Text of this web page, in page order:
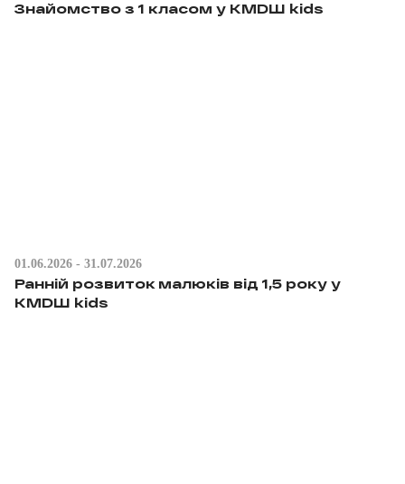
Знайомство з 1 класом у КМDШ kids
01.06.2026 - 31.07.2026
Ранній розвиток малюків від 1,5 року у
KMDШ kids